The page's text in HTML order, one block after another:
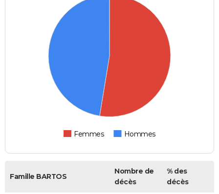
Femmes Hommes
Famille BARTOS
Nombre de
décès
% des
décès